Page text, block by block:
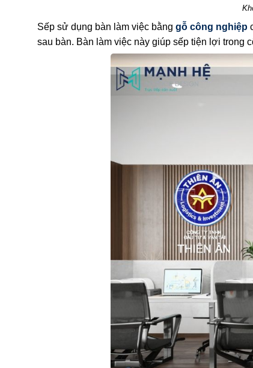
Sếp sử dụng bàn làm việc bằng gỗ công nghiệp
sau bàn. Bàn làm việc này giúp sếp tiện lợi trong